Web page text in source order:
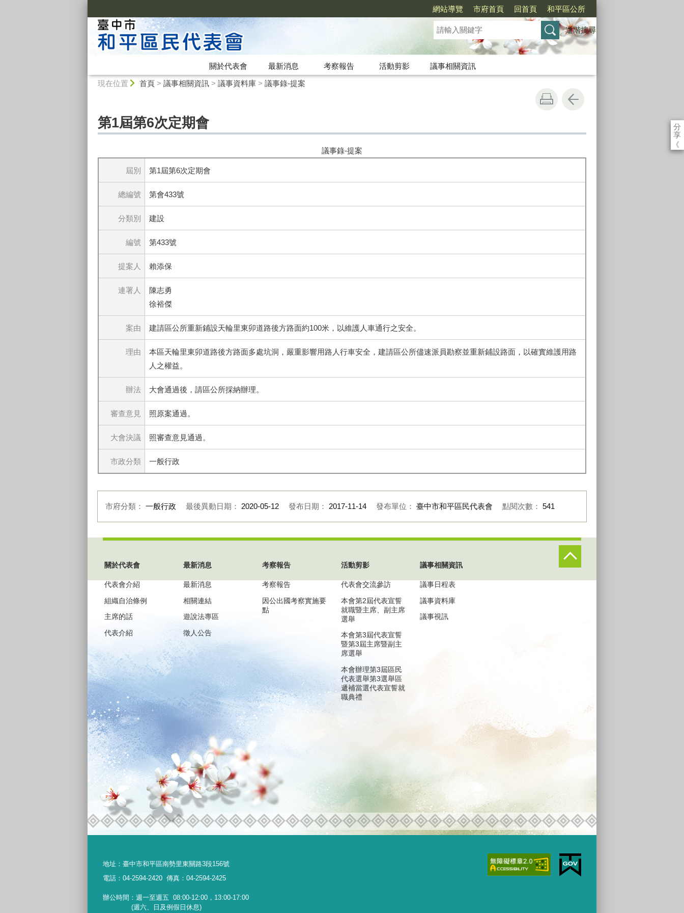
網站導覽 市府首頁 回首頁 和平區公所
進階搜尋
關於代表會 最新消息 考察報告 活動剪影
議事相關資訊
現在位置 首頁> 議事相關資訊> 議事資料庫> 議事錄-提案
分
享
《
第1屆第6次定期會
議事錄-提案
屆別 第1屆第6次定期會
總編號 第會433號
分類別 建設
編號 第433號
提案人 賴添保
連署人
陳志勇
徐裕傑
案由 建請區公所重新鋪設天輪里東卯道路後方路面約100米，以維護人車通行之安全。
理由
本區天輪里東卯道路後方路面多處坑洞，嚴重影響用路人行車安全，建請區公所儘速派員勘察並重新鋪設路面，以確實維護用路
人之權益。
辦法 大會通過後，請區公所採納辦理。
審查意見 照原案通過。
大會決議 照審查意見通過。
市政分類 一般行政
市府分類： 一般行政 最後異動日期： 2020-05-12 發布日期： 2017-11-14 發布單位： 臺中市和平區民代表會 點閱次數： 541
關於代表會
代表會介紹
組織自治條例
主席的話
代表介紹
最新消息
最新消息
相關連結
遊說法專區
徵人公告
考察報告
考察報告
因公出國考察實施要
點
活動剪影
代表會交流參訪
本會第2屆代表宣誓
就職暨主席、副主席
選舉
本會第3屆代表宣誓
暨第3屆主席暨副主
席選舉
本會辦理第3屆區民
代表選舉第3選舉區
遞補當選代表宣誓就
職典禮
議事相關資訊
議事日程表
議事資料庫
議事視訊
地址： 臺中市和平區南勢里東關路3段156號
電話：04-2594-2420 傳真：04-2594-2425
辦公時間：週一至週五 08:00-12:00，13:00-17:00
(週六、日及例假日休息)